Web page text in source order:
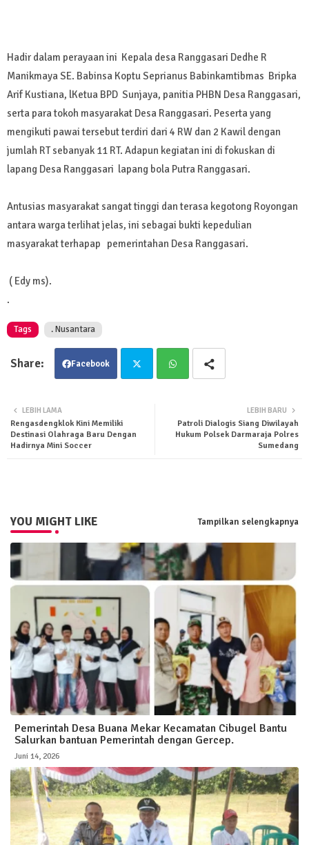
Hadir dalam perayaan ini Kepala desa Ranggasari Dedhe R
Manikmaya SE. Babinsa Koptu Seprianus Babinkamtibmas Bripka
Arif Kustiana, lKetua BPD Sunjaya, panitia PHBN Desa Ranggasari,
serta para tokoh masyarakat Desa Ranggasari. Peserta yang
mengikuti pawai tersebut terdiri dari 4 RW dan 2 Kawil dengan
jumlah RT sebanyak 11 RT. Adapun kegiatan ini di fokuskan di
lapang Desa Ranggasari lapang bola Putra Ranggasari.
Antusias masyarakat sangat tinggi dan terasa kegotong Royongan
antara warga terlihat jelas, ini sebagai bukti kepedulian
masyarakat terhapap pemerintahan Desa Ranggasari.
( Edy ms).
.
Tags . Nusantara
Facebook
tsa
LEBIH BARU
Patroli Dialogis Siang Diwilayah
Hukum Polsek Darmaraja Polres
Sumedang
LEBIH LAMA
Rengasdengklok Kini Memiliki
Destinasi Olahraga Baru Dengan
Hadirnya Mini Soccer
YOU MIGHT LIKE Tampilkan selengkapnya
Pemerintah Desa Buana Mekar Kecamatan Cibugel Bantu
Salurkan bantuan Pemerintah dengan Gercep.
Juni 14, 2026